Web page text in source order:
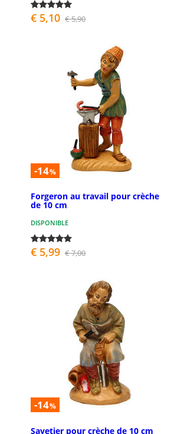
€ 5,10 € 5,90
-14%
Forgeron au travail pour crèche
de 10 cm
DISPONIBLE
€ 5,99 € 7,00
-14%
Savetier pour crèche de 10 cm